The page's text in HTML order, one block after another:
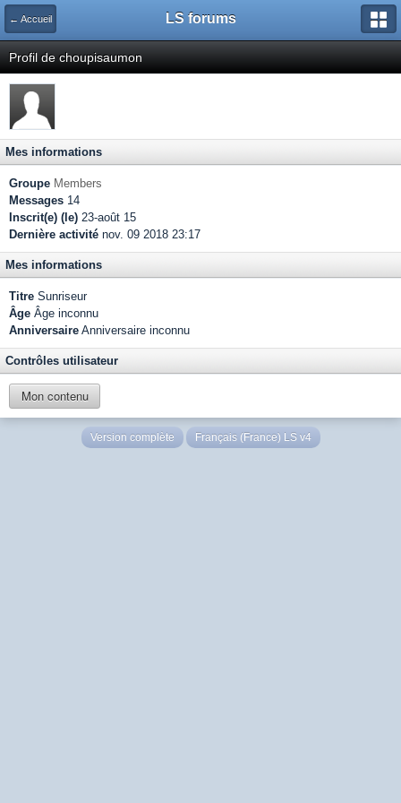
← Accueil LS forums
Profil de choupisaumon
Mes informations
Groupe Members
Messages 14
Inscrit(e) (le) 23-août 15
Dernière activité nov. 09 2018 23:17
Mes informations
Titre Sunriseur
Âge Âge inconnu
Anniversaire Anniversaire inconnu
Contrôles utilisateur
Mon contenu
Version complète Français (France) LS v4